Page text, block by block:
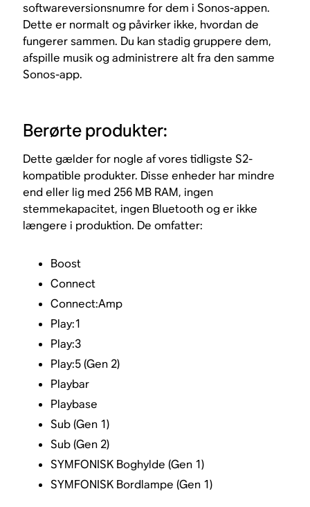
softwareversionsnumre for dem i Sonos-appen.
Dette er normalt og påvirker ikke, hvordan de
fungerer sammen. Du kan stadig gruppere dem,
afspille musik og administrere alt fra den samme
Sonos-app.
Berørte produkter:
Dette gælder for nogle af vores tidligste S2-
kompatible produkter. Disse enheder har mindre
end eller lig med 256 MB RAM, ingen
stemmekapacitet, ingen Bluetooth og er ikke
længere i produktion. De omfatter:
Boost
Connect
Connect:Amp
Play:1
Play:3
Play:5 (Gen 2)
Playbar
Playbase
Sub (Gen 1)
Sub (Gen 2)
SYMFONISK Boghylde (Gen 1)
SYMFONISK Bordlampe (Gen 1)